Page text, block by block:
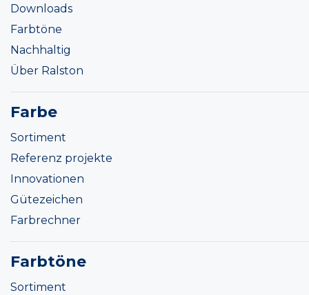
Downloads
Farbtöne
Nachhaltig
Über Ralston
Farbe
Sortiment
Referenz projekte
Innovationen
Gütezeichen
Farbrechner
Farbtöne
Sortiment